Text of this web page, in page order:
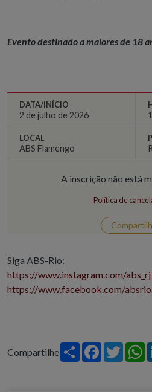
Evento destinado a maiores de 18
DATA/INÍCIO
2 de julho de 2026
LOCAL
ABS Flamengo
A inscrição não está
Política de
Siga ABS-Rio:
https://www.instagram.com/abs_rj
https://www.facebook.com/
Compartilhe Share Facebook